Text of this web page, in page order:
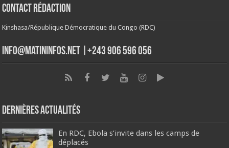
Contact Rédaction
Kinshasa/République Démocratique du Congo (RDC)
info@matininfos.net |+243 906 596 056
Dernières Actualités
En RDC, Ebola s’invite dans les camps de
déplacés